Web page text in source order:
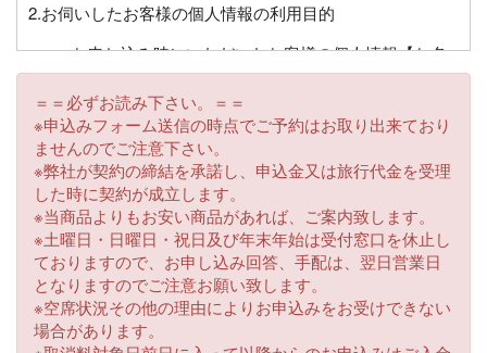
2.お伺いしたお客様の個人情報の利用目的
お申し込み時にいただいたお客様の個人情報【お名
前、住所、電話番号、FAX番号、電子メールアドレ
ス、生年月日、緊急時の連絡先、年齢、チケット送
付先】等を必要に応じてお伺いさせていただくこと
があります。これらはお客様との連絡に利用させて
いただくほかお客様がお申込みいただいた旅行にお
いて運送・宿泊機関等又は業務委託先に目的に必要
な限度で提供するほか、チケット送付、お客様への
旅行の案内・払い戻し・キャンペーンプレゼント等
にもご利用させていただきます。また、同じ目的で
それ以外の事項についてもお伺いさせていただくこ
とがございます。
＝＝必ずお読み下さい。＝＝
※申込みフォーム送信の時点でご予約はお取り出来ており
ませんのでご注意下さい。
※弊社が契約の締結を承諾し、申込金又は旅行代金を受理
した時に契約が成立します。
※当商品よりもお安い商品があれば、ご案内致します。
※土曜日・日曜日・祝日及び年末年始は受付窓口を休止し
ておりますので、お申し込み回答、手配は、翌日営業日
となりますのでご注意お願い致します。
※空席状況その他の理由によりお申込みをお受けできない
場合があります。